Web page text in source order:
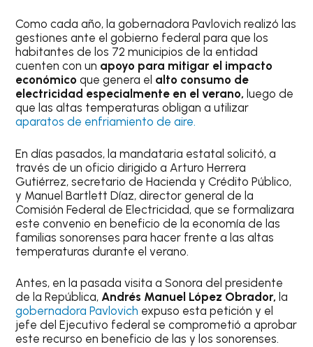
Como cada año, la gobernadora Pavlovich realizó las
gestiones ante el gobierno federal para que los
habitantes de los 72 municipios de la entidad
cuenten con un apoyo para mitigar el impacto
económicoque genera el alto consumo de
electricidad especialmente en el verano, luego de
que las altas temperaturas obligan a utilizar
aparatos de enfriamiento de aire.
En días pasados, la mandataria estatal solicitó, a
través de un oficio dirigido a Arturo Herrera
Gutiérrez, secretario de Hacienda y Crédito Público,
y Manuel Bartlett Díaz, director general de la
Comisión Federal de Electricidad, que se formalizara
este convenio en beneficio de la economía de las
familias sonorenses para hacer frente a las altas
temperaturas durante el verano.
Antes, en la pasada visita a Sonora del presidente
de la República, Andrés Manuel López Obrador, la
gobernadora Pavlovich expuso esta petición y el
jefe del Ejecutivo federal se comprometió a aprobar
este recurso en beneficio de las y los sonorenses.